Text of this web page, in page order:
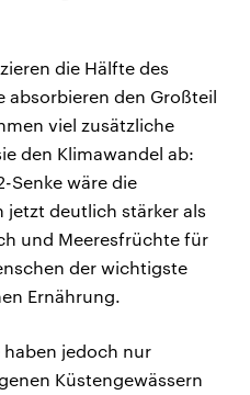
die Hälfte des
absorbieren den Großteil
viel zusätzliche
den Klimawandel ab:
Senke wäre die
jetzt deutlich stärker als
und Meeresfrüchte für
der wichtigste
Ernährung.
jedoch nur
Küstengewässern